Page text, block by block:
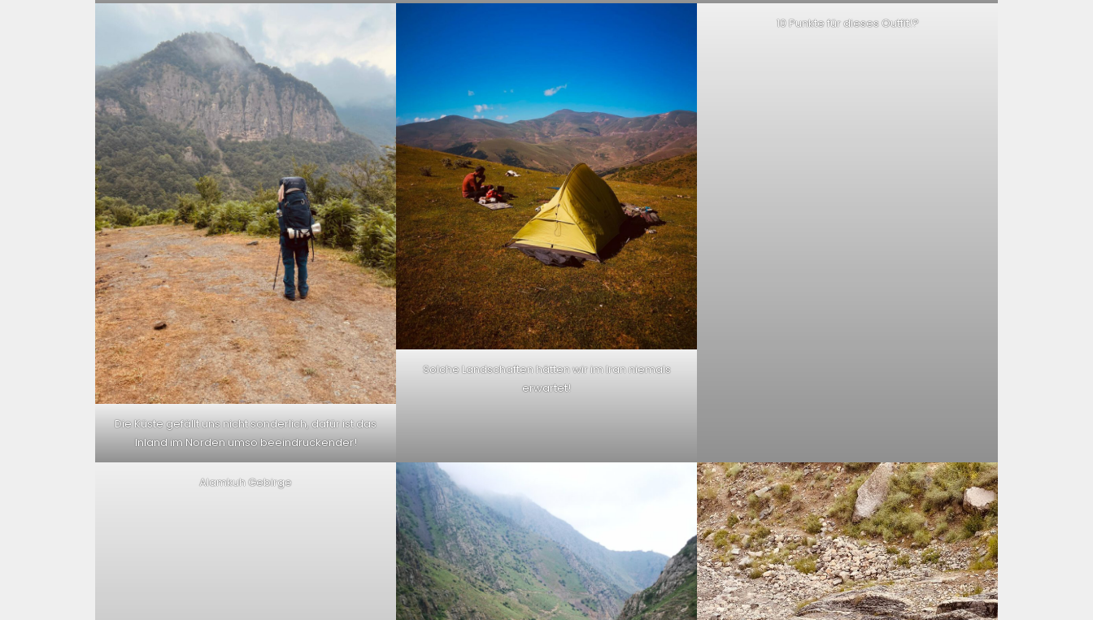
Die Küste gefällt uns nicht sonderlich, dafür ist das
Inland im Norden umso beeindruckender!
Solche Landschaften hätten wir im Iran niemals
erwartet!
10 Punkte für dieses Outfit!?
Alamkuh Gebirge